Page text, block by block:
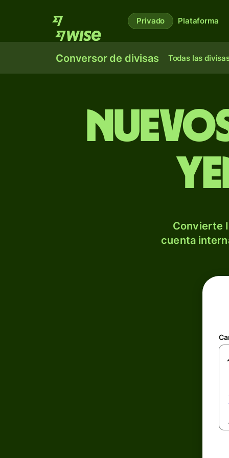
Privado Plataforma
Conversor de divisas Todas las
Convierte
cuenta